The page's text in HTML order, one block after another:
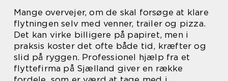
Mange overvejer, om de skal forsøge at klare
flytningen selv med venner, trailer og pizza.
Det kan virke billigere på papiret, men i
praksis koster det ofte både tid, kræfter og
slid på ryggen. Professionel hjælp fra et
flyttefirma på Sjælland giver en række